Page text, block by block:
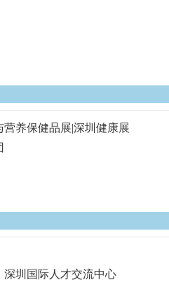
营养保健品展|深圳健康展
深圳国际人才交流中心